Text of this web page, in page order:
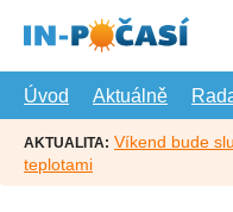
hlavní
Úvod
Aktuálně
AKTUALITA: Víkend bude
teplotami